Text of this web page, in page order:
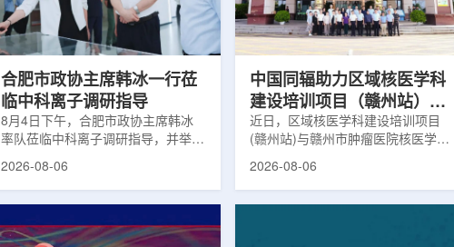
构共同开展，应巴哈马卫生与健康部
请求进行，重点评估该国癌症防控能
力和实际需求。6月9日至11日，专
脑中的β-淀粉样蛋白和tau蛋白积累
情况进行评估。结果显示，晚发性精
合肥市政协主席韩冰一行莅
临中科离子调研指导
8月4日下午，合肥市政协主席韩冰
率队莅临中科离子调研指导，并举行
座谈交流。市人大常委会副主任雍凤
中国科学院合肥物质科学研究院副院
2026-08-06
中国同辐助力区域核医学科
建设培训项目（赣州站）与
赣州市肿瘤医院核医学诊疗
高质量建设项目同步启动
近日，区域核医学科建设培训项目
(赣州站)与赣州市肿瘤医院核医学诊
疗高质量建设项目在赣州市肿瘤医院
2026-08-06